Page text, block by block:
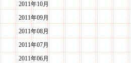
2011年10月
2011年09月
2011年08月
2011年07月
2011年06月